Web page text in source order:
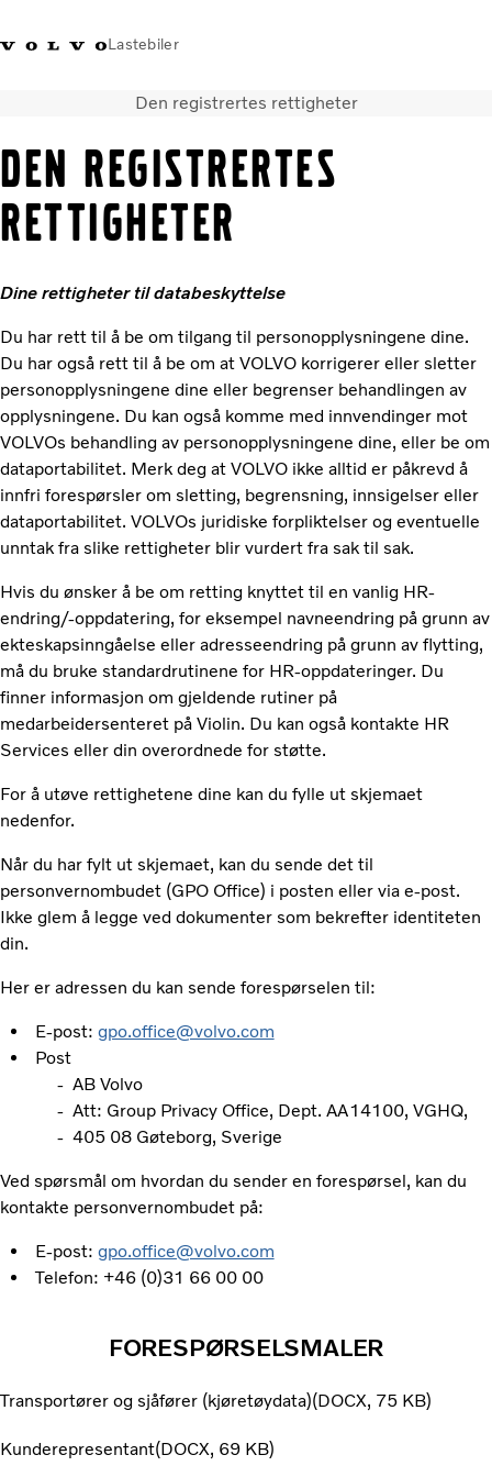
Lastebiler
Facebook Volvo Trucks MerchandiseLogg på
Transportløsninger
Alle modeller og drivlinjer
Tjenester
Nyheter
Kontakt oss
Truck Builder
Den registrertes rettigheter
DEN REGISTRERTES
RETTIGHETER
Dine rettigheter til databeskyttelse
Du har rett til å be om tilgang til personopplysningene dine.
Du har også rett til å be om at VOLVO korrigerer eller sletter
personopplysningene dine eller begrenser behandlingen av
opplysningene. Du kan også komme med innvendinger mot
VOLVOs behandling av personopplysningene dine, eller be om
dataportabilitet. Merk deg at VOLVO ikke alltid er påkrevd å
innfri forespørsler om sletting, begrensning, innsigelser eller
dataportabilitet. VOLVOs juridiske forpliktelser og eventuelle
unntak fra slike rettigheter blir vurdert fra sak til sak.
Hvis du ønsker å be om retting knyttet til en vanlig HR-
endring/-oppdatering, for eksempel navneendring på grunn av
ekteskapsinngåelse eller adresseendring på grunn av flytting,
må du bruke standardrutinene for HR-oppdateringer. Du
finner informasjon om gjeldende rutiner på
medarbeidersenteret på Violin. Du kan også kontakte HR
Services eller din overordnede for støtte.
For å utøve rettighetene dine kan du fylle ut skjemaet
nedenfor.
Når du har fylt ut skjemaet, kan du sende det til
personvernombudet (GPO Office) i posten eller via e-post.
Ikke glem å legge ved dokumenter som bekrefter identiteten
din.
Her er adressen du kan sende forespørselen til:
E-post: gpo.office@volvo.com
Post
- AB Volvo
- Att: Group Privacy Office, Dept. AA14100, VGHQ,
- 405 08 Gøteborg, Sverige
Ved spørsmål om hvordan du sender en forespørsel, kan du
kontakte personvernombudet på:
E-post: gpo.office@volvo.com
Telefon: +46 (0)31 66 00 00
FORESPØRSELSMALER
Transportører og sjåfører (kjøretøydata) DOCX 75 KB
Kunderepresentant DOCX 69 KB